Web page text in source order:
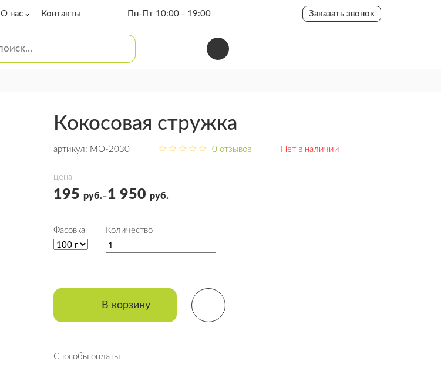
О нас
Блог
Вакансии
Контакты Пн-Пт 10:00 - 19:00 Заказать звонок
Кокосовая стружка
артикул: МО-2030 0 отзывов Нет в наличии
цена
195 руб.–1 950 руб.
Фасовка Количество
В корзину
Cпособы оплаты